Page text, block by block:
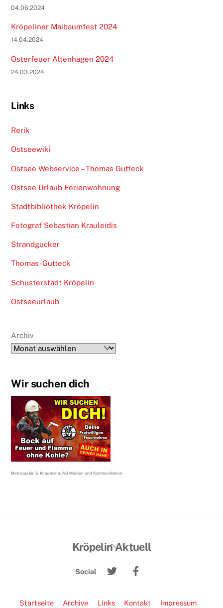
04.06.2024
Kröpeliner Maibaumfest 2024
14.04.2024
Osterfeuer Altenhagen 2024
24.03.2024
Links
Rerik
Ostseewiki
Ostsee Webservice – Thomas Gutteck
Ostsee Urlaub Ferienwohnung
Stadtbibliothek Kröpelin
Fotograf Sebastian Krauleidis
Strandgucker
Thomas-Gutteck
Schusterstadt Kröpelin
Ostseeurlaub
Archiv
Wir suchen dich
Motivquelle: S. Koopmann, AG Medien und Kommunikation
Back
Top
Kröpelin Aktuell
Social
Twitter
Startseite Archive Links Kontakt Impressum